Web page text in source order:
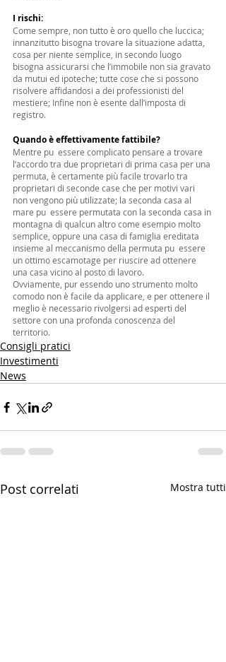
I rischi:
Come sempre, non tutto è oro quello che luccica;
innanzitutto bisogna trovare la situazione adatta,
cosa per niente semplice, in secondo luogo
bisogna assicurarsi che l’immobile non sia gravato
da mutui ed ipoteche; tutte cose che si possono
risolvere affidandosi a dei professionisti del
mestiere; Infine non è esente dall’imposta di
registro.
Quando è effettivamente fattibile?
Mentre pu  essere complicato pensare a trovare
l’accordo tra due proprietari di prima casa per una
permuta, è certamente più facile trovarlo tra
proprietari di seconde case che per motivi vari
non vengono più utilizzate; la seconda casa al
mare pu  essere permutata con la seconda casa in
montagna di qualcun altro come esempio molto
semplice, oppure una casa di famiglia ereditata
insieme al meccanismo della permuta pu  essere
un ottimo escamotage per riuscire ad ottenere
una casa vicino al posto di lavoro.
Ovviamente, pur essendo uno strumento molto
comodo non è facile da applicare, e per ottenere il
meglio è necessario rivolgersi ad esperti del
settore con una profonda conoscenza del
territorio.
Consigli pratici
Investimenti
News
Post correlati Mostra tutti